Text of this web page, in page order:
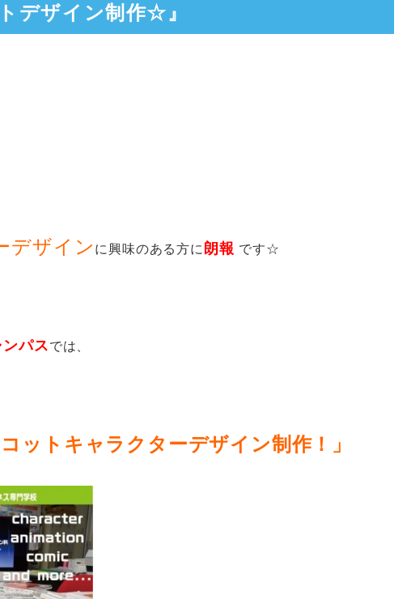
デザイン制作☆』
デザイン に興味のある方に朗報 です☆
パスでは、
ットキャラクターデザイン制作！」